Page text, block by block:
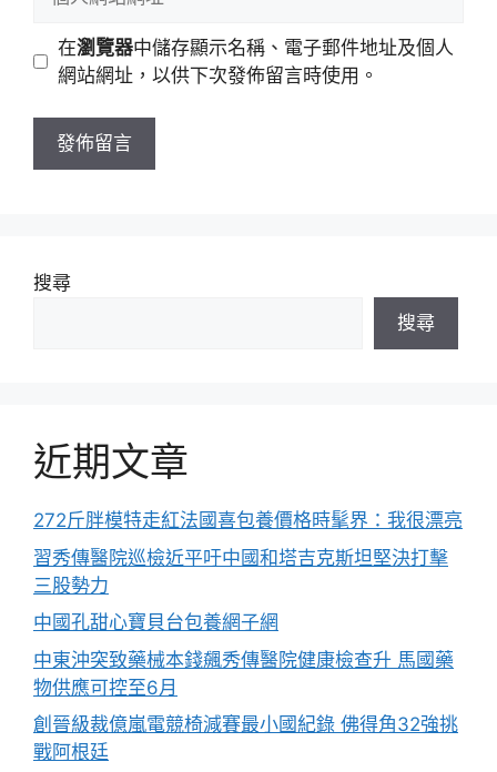
址
站
址
在瀏覽器中儲存顯示名稱、電子郵件地址及個人
網站網址，以供下次發佈留言時使用。
搜尋
搜尋
近期文章
272斤胖模特走紅法國喜包養價格時髦界：我很漂亮
習秀傳醫院巡檢近平吁中國和塔吉克斯坦堅決打擊
三股勢力
中國孔甜心寶貝台包養網子網
中東沖突致藥械本錢飆秀傳醫院健康檢查升 馬國藥
物供應可控至6月
創晉級裁億嵐電競椅減賽最小國紀錄 佛得角32強挑
戰阿根廷